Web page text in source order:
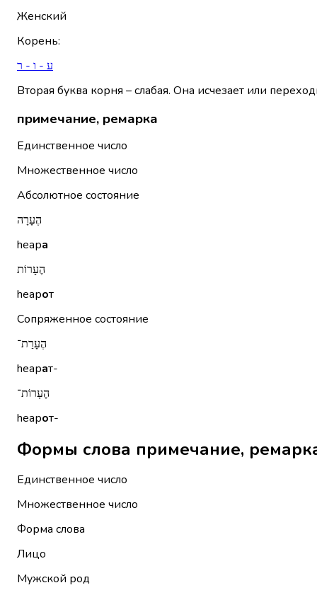
Женский
Корень:
ע - ו - ר
Вторая буква корня – слабая. Она исчезает или
примечание, ремарка
Единственное число
Множественное число
Абсолютное состояние
הֶעָרָה
hеара
הֶעָרוֹת
hеарот
Сопряженное состояние
הֶעָרַת־
hеарат-
הֶעָרוֹת־
hеарот-
Единственное число
Множественное число
Форма слова
Лицо
Мужской род